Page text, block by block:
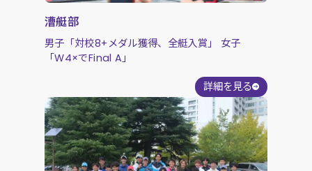
漕艇部
男子「対校8+メダル獲得、全艇入賞」 女子
「W4×でFinal A」
詳細を見る